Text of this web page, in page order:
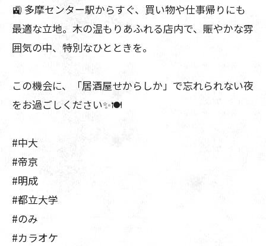
🚉 多摩センター駅からすぐ、買い物や仕事帰りにも
最適な立地。木の温もりあふれる店内で、賑やかな雰
囲気の中、特別なひとときを。
この機会に、「居酒屋せからしか」で忘れられない夜
をお過ごしください✨🍽️
#中大
#帝京
#明成
#都立大学
#のみ
#カラオケ